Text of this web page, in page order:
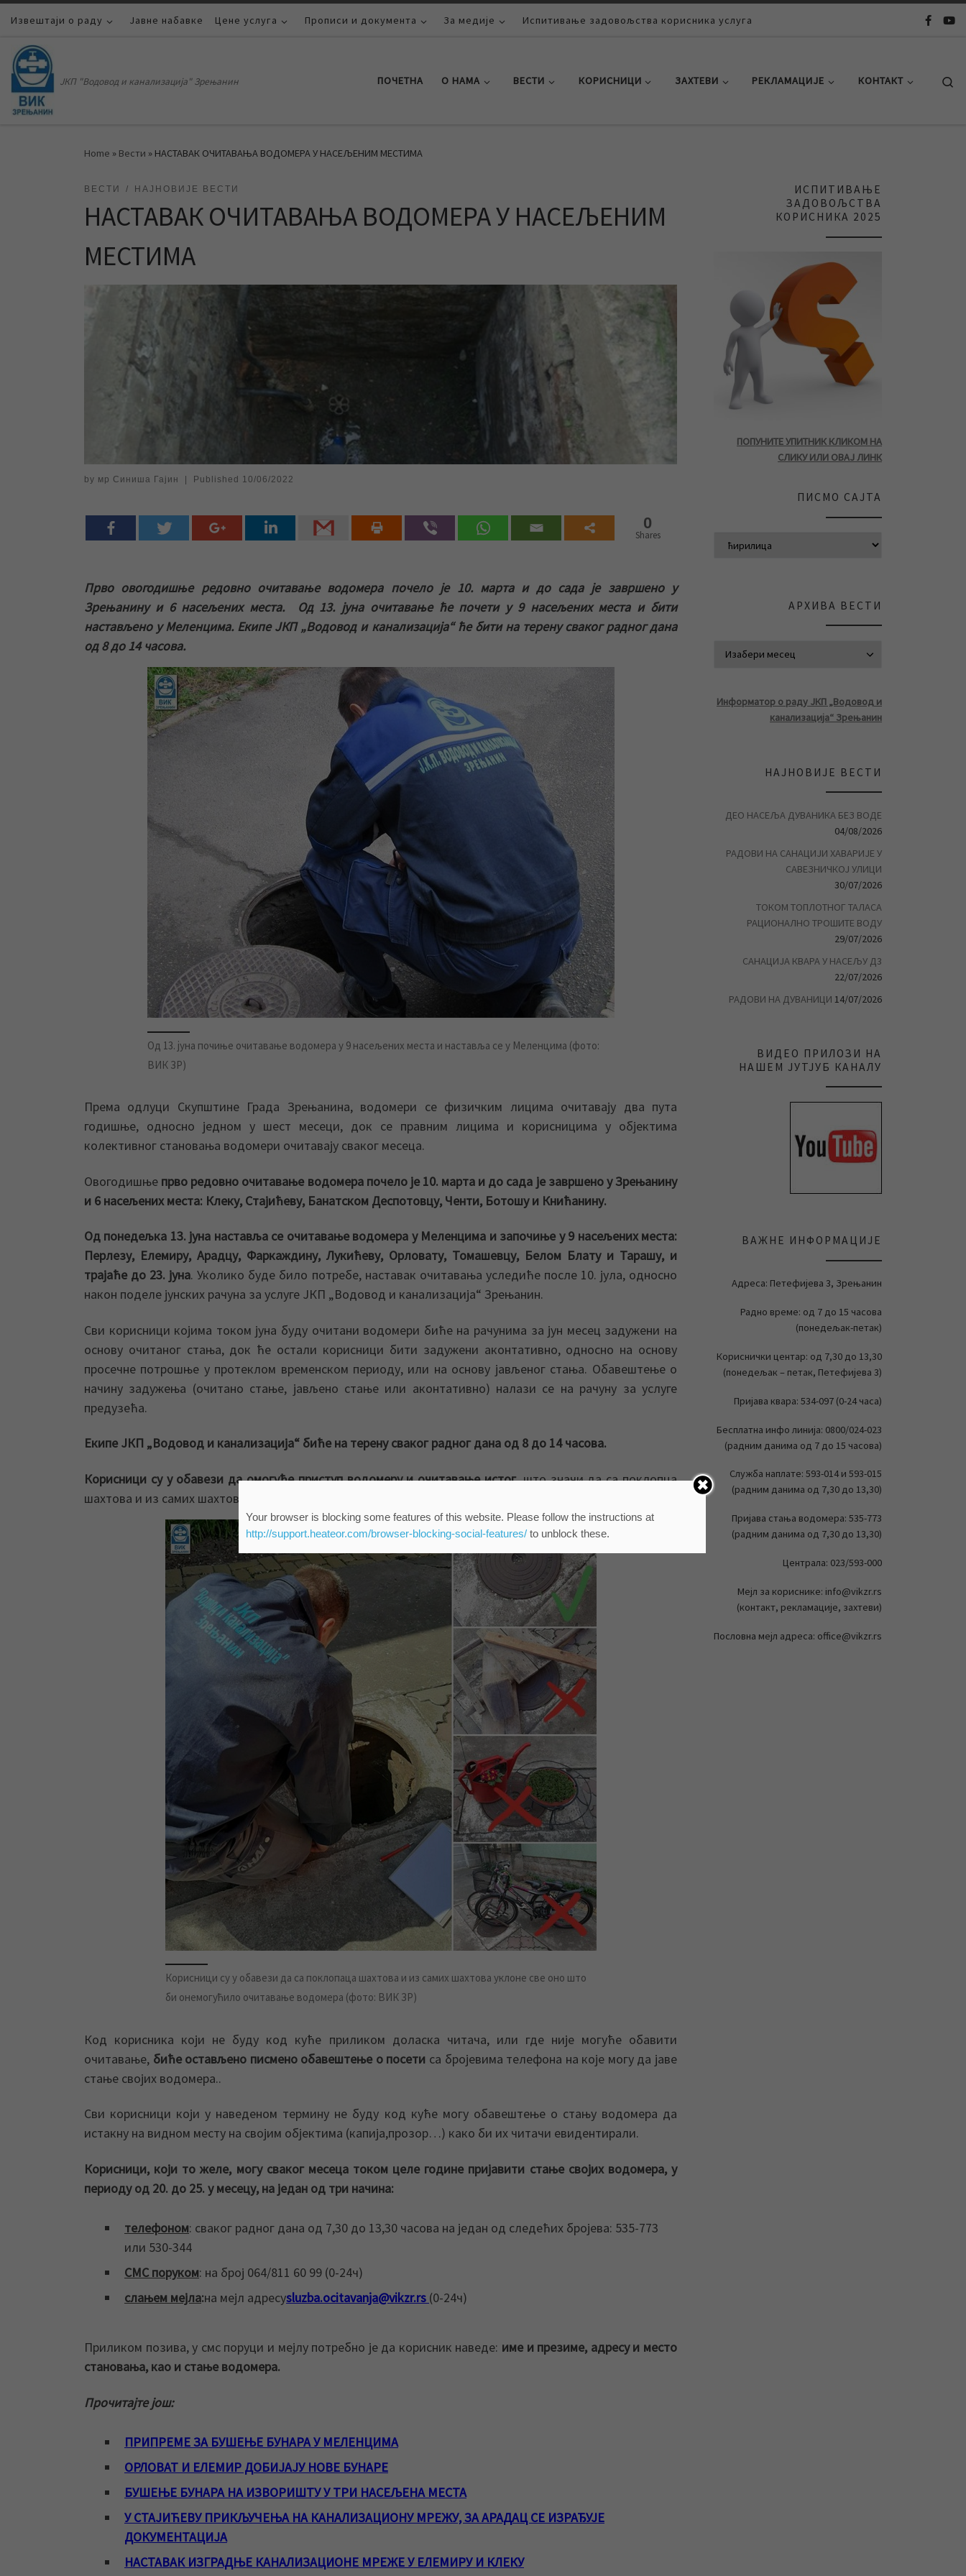
Skip to content
Извештаји о раду Јавне набавке Цене услуга Прописи и документа За медије Испитивање задовољства корисника услуга
ЈКП "Водовод и канализација" Зрењанин ПОЧЕТНА О НАМА ВЕСТИ КОРИСНИЦИ ЗАХТЕВИ РЕКЛАМАЦИЈЕ КОНТАКТ
Home » Вести » НАСТАВАК ОЧИТАВАЊА ВОДОМЕРА У НАСЕЉЕНИМ МЕСТИМА
ВЕСТИ НАЈНОВИЈЕ ВЕСТИ
НАСТАВАК ОЧИТАВАЊА ВОДОМЕРА У НАСЕЉЕНИМ
МЕСТИМА
by мр Синиша Гајин Published 10/06/2022
0
Shares
Прво овогодишње редовно очитавање водомера почело је 10. мартаи до сада је завршено у
Зрењанину и 6 насељених места.
Од 13. јуна очитавање ће почети у 9 насељених места и бити
настављено у Меленцима. Екипе ЈКП „Водовод и канализација“ ће бити на терену сваког радног дана
од 8 до 14 часова.
Од 13. јуна почиње очитавање водомера у 9 насељених места и наставља се у Меленцима (фото:
ВИК ЗР)
Према одлуци Скупштине Града Зрењанина, водомери се физичким лицима очитавају два пута
годишње, односно једном у шест месеци, док се правним лицима и корисницима у објектима
колективног становања водомери очитавају сваког месеца.
Овогодишње прво редовно очитавање водомера почело је 10. марта и до сада је завршеноу Зрењанину
и 6 насељених места: Клеку, Стајићеву, Банатском Деспотовцу, Ченти, Ботошуи Книћанину.
Од понедељка 13. јуна наставља се очитавање водомера у Меленцима и започиње у 9 насељених места:
Перлезу, Елемиру, Арадцу, Фаркаждину, Лукићеву, Орловату, Томашевцу, Белом Блату и Тарашу, и
трајаће до 23. јуна. Уколико буде било потребе, наставак очитавања уследиће после 10. јула, односно
након поделе јунских рачуна за услуге ЈКП „Водовод и канализација“ Зрењанин.
Сви корисници којима током јуна буду очитани водомери биће на рачунима за јун месец задужени на
основу очитаног стања, док ће остали корисници бити задужени аконтативно, односно на основу
просечне потрошње у протеклом временском периоду, или на основу јављеног стања. Обавештење о
начину задужења (очитано стање, јављено стање или аконтативно) налази се на рачуну за услуге
предузећа.
Екипе ЈКП „Водовод и канализација“ биће на терену сваког радног дана од 8 до 14 часова.
Корисници су у обавези да омогуће приступ водомеру и очитавање истог, што значи да са поклопца
шахтова и из самих шахтова уклоне све што би отежало или онемогућило очитавање водомера.
Корисници су у обавези да са поклопаца шахтова и из самих шахтова уклоне све оно што
би онемогућило очитавање водомера (фото: ВИК ЗР)
Код корисника који не буду код куће приликом доласка читача, или где није могуће обавити
очитавање, биће остављено писмено обавештење о посети са бројевима телефона на које могу да јаве
стање својих водомера..
Сви корисници који у наведеном термину не буду код куће могу обавештење о стању водомера да
истакну на видном месту на својим објектима (капија,прозор…) како би их читачи евидентирали.
Корисници, који то желе, могу сваког месецатоком целе године пријавити стање својих водомера, у
периоду од 20. до 25. у месецу, на један од три начина:
телефоном: сваког радног дана од 7,30 до 13,30 часова на један од следећих бројева: 535-773
или 530-344
СМС поруком: на број 064/811 60 99 (0-24ч)
слањем мејла:на мејл адресуsluzba.ocitavanja@vikzr.rs (0-24ч)
Приликом позива, у смс поруци и мејлу потребно је да корисник наведе: име и презиме, адресу и место
становања, као и стање водомера.
Прочитајте још:
ПРИПРЕМЕ ЗА БУШЕЊЕ БУНАРА У МЕЛЕНЦИМА
ОРЛОВАТ И ЕЛЕМИР ДОБИЈАЈУ НОВЕ БУНАРЕ
БУШЕЊЕ БУНАРА НА ИЗВОРИШТУ У ТРИ НАСЕЉЕНА МЕСТА
У СТАЈИЋЕВУ ПРИКЉУЧЕЊА НА КАНАЛИЗАЦИОНУ МРЕЖУ, ЗА АРАДАЦ СЕ ИЗРАЂУЈЕ
ДОКУМЕНТАЦИЈА
НАСТАВАК ИЗГРАДЊЕ КАНАЛИЗАЦИОНЕ МРЕЖЕ У ЕЛЕМИРУ И КЛЕКУ
ИСПИТИВАЊЕ
ЗАДОВОЉСТВА
КОРИСНИКА 2025
ПОПУНИТЕ УПИТНИК КЛИКОМ НА
СЛИКУ ИЛИ ОВАЈ ЛИНК
ПИСМО САЈТА
АРХИВА ВЕСТИ
Информатор о раду ЈКП „Водовод и
канализација“ Зрењанин
НАЈНОВИЈЕ ВЕСТИ
ДЕО НАСЕЉА ДУВАНИКА БЕЗ ВОДЕ
04/08/2026
РАДОВИ НА САНАЦИЈИ ХАВАРИЈЕ У
САВЕЗНИЧКОЈ УЛИЦИ
30/07/2026
ТОКОМ ТОПЛОТНОГ ТАЛАСА
РАЦИОНАЛНО ТРОШИТЕ ВОДУ
29/07/2026
САНАЦИЈА КВАРА У НАСЕЉУ Д3
22/07/2026
РАДОВИ НА ДУВАНИЦИ 14/07/2026
ВИДЕО ПРИЛОЗИ НА
НАШЕМ ЈУТЈУБ КАНАЛУ
ВАЖНЕ ИНФОРМАЦИЈЕ
Адреса: Петефијева 3, Зрењанин
Радно време: од 7 до 15 часова
(понедељак-петак)
Кориснички центар: од 7,30 до 13,30
(понедељак – петак, Петефијева 3)
Пријава квара: 534-097 (0-24 часа)
Бесплатна инфо линија: 0800/024-023
(радним данима од 7 до 15 часова)
Служба наплате: 593-014 и 593-015
(радним данима од 7,30 до 13,30)
Пријава стања водомера: 535-773
(радним данима од 7,30 до 13,30)
Централа: 023/593-000
Мејл за кориснике: info@vikzr.rs
(контакт, рекламације, захтеви)
Пословна мејл адреса: office@vikzr.rs
Your browser is blocking some features of this website. Please follow the instructions at
http://support.heateor.com/browser-blocking-social-features/to unblock these.